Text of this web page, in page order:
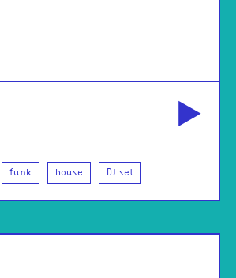
funk house DJ set